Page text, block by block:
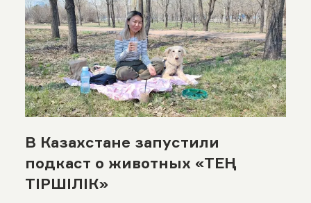
В Казахстане запустили
подкаст о животных «ТЕҢ
ТІРШІЛІК»